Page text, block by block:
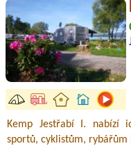
Kemp Jestřabí I. nabízí
sportů, cyklistům, rybářům